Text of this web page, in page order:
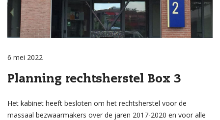
6 mei 2022
Planning rechtsherstel Box 3
Het kabinet heeft besloten om het rechtsherstel voor de
massaal bezwaarmakers over de jaren 2017-2020 en voor alle